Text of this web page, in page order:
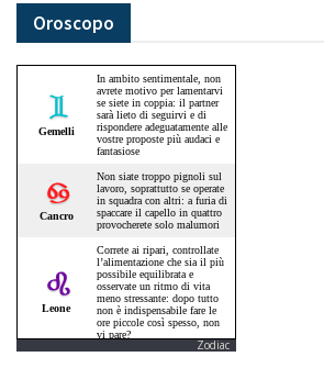
Oroscopo
Zodiac